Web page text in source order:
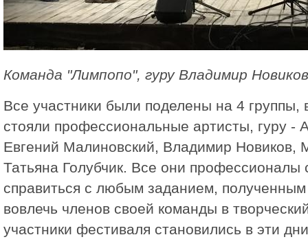
Команда "Лимпопо", гуру Владимир Новиков
Все участники были поделены на 4 группы,
стояли профессиональные артисты, гуру -
Евгений Малиновский, Владимир Новиков,
Татьяна Голубчик. Все они профессионалы
справиться с любым заданием, полученным
вовлечь членов своей команды в
участники фестиваля становились в эти